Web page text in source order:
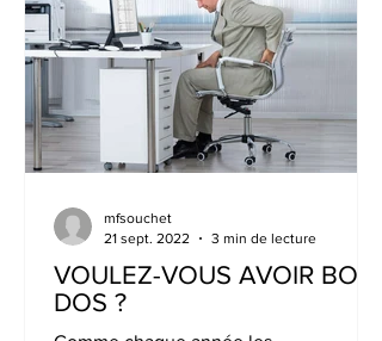
VOULEZ-VOUS AVOIR BON
DOS ?
mfsouchet
21 sept. 2022
3 min de lecture